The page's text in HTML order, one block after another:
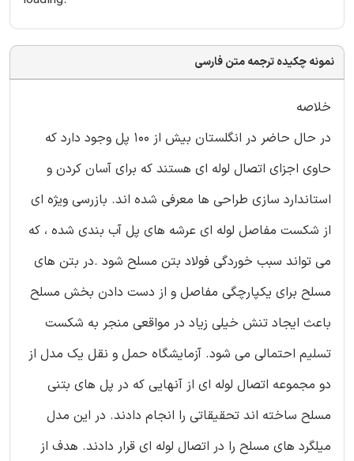
نمونه چکیده ترجمه متن فارسی
خلاصه
در حال حاضر در انگلستان بیش از 100 پل وجود دارد که
حاوی اجزای اتصال لوله ای هستند که برای آسان کردن و
استاندارد سازی طراحی ها معرفی شده اند. بازرسی ویژه ای
از شکست مفاصل لوله ای عرشه های پل آب بندی شده ، که
می تواند سبب خوردگی فولاد بتن مسلح شود .در بتن های
مسلح برای یکپارچگی مفاصل و از دست دادن بخش مسلح
باعث ایجاد تنش خیلی زیاد در مواقعی منجر به شکست
تسلیم احتمالی می شود. آزمایشگاه حمل و نقل یک مدل از
دو مجموعه اتصال لوله ای از آنهایی که در پل های بتنی
مسلح ساخته اند تحقیقاتی را انجام دادند. در این مدل
میلگرد های مسلح را در اتصال لوله ای قرار دادند. هدف از